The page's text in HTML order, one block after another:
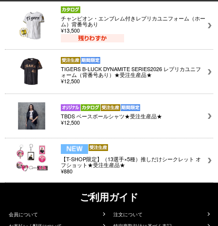
チャンピオン・エンブレム付きレプリカユニフォーム（ホー
ム）背番号あり
¥13,500
TIGERS B-LUCK DYNAMITE SERIES2026 レプリカユニフ
ォーム（背番号あり）★受注生産品★
¥12,500
TBDS ベースボールシャツ★受注生産品★
¥12,500
【T-SHOP限定】（13選手×5種）推しだけシークレット オ
フショット★受注生産品★
¥880
ご利用ガイド
会員について
注文について